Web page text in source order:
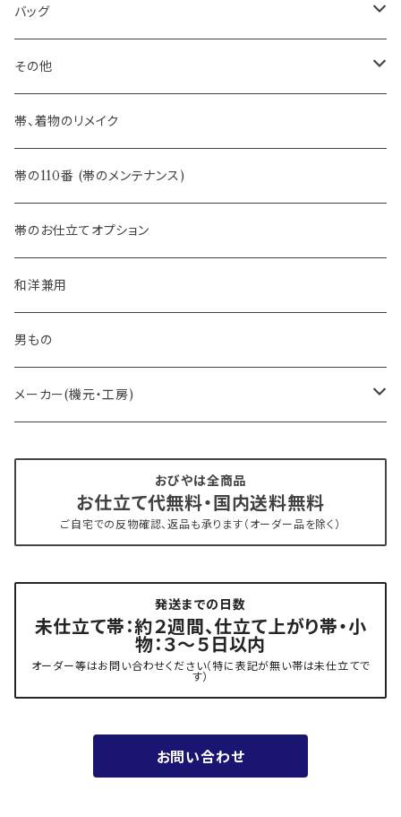
訪問着に合わせるフォーマル帯
３万円台♪高見え袋帯・名古屋帯
- 名古屋帯
八寸名古屋帯 (松葉仕立て)
- オールシーズン帯
- 夏帯
- 半幅帯
- 大人兵児帯
- おびやオリジナル・別注
- オーダー帯
- 京袋帯・開き仕立て
- 新古帯、中古・リサイクル帯 (メンテナンス済み)
夏用
- 振袖の帯・ママ振り・振袖用袋帯
バッグ
-おびやオリジナル
その他
-おびやオリジナル
-フィカレ
帯、着物のリメイク
帯の110番 (帯のメンテナンス)
帯のお仕立てオプション
和洋兼用
男もの
メーカー(機元・工房)
博多織 西村織物
『marumasa.fab』丸正織物
おびやは全商品
お仕立て代無料・国内送料無料
ご自宅での反物確認、返品も承ります（オーダー品を除く）
発送までの日数
未仕立て帯：約２週間、仕立て上がり帯・小
物：３～５日以内
オーダー等はお問い合わせください（特に表記が無い帯は未仕立てで
す）
お問い合わせ